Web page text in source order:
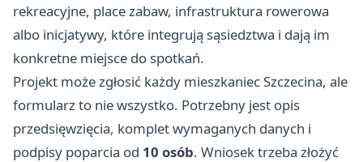
rekreacyjne, place zabaw, infrastruktura rowerowa
albo inicjatywy, które integrują sąsiedztwa i dają im
konkretne miejsce do spotkań.
Projekt może zgłosić każdy mieszkaniec Szczecina, ale
formularz to nie wszystko. Potrzebny jest opis
przedsięwzięcia, komplet wymaganych danych i
podpisy poparcia od 10 osób. Wniosek trzeba złożyć